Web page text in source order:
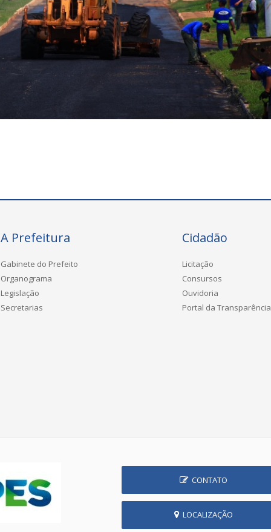
A Prefeitura
Gabinete do Prefeito
Organograma
Legislação
Secretarias
Cidadão
Licitação
Consursos
Ouvidoria
Portal da Transparência
CONTATO
LOCALIZAÇÃO